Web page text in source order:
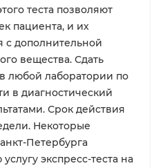
теста позволяют
пациента, и их
с дополнительной
вещества. Сдать
любой лаборатории по
в диагностический
Срок действия
Некоторые
Петербурга
экспресс-теста на